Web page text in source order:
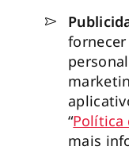
“Política
mais